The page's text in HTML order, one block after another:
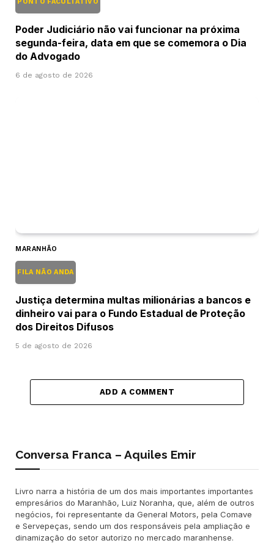
Poder Judiciário não vai funcionar na próxima
segunda-feira, data em que se comemora o Dia
do Advogado
6 de agosto de 2026
MARANHÃO
FILA NÃO ANDA
Justiça determina multas milionárias a bancos e
dinheiro vai para o Fundo Estadual de Proteção
dos Direitos Difusos
5 de agosto de 2026
ADD A COMMENT
Conversa Franca – Aquiles Emir
Livro narra a história de um dos mais importantes importantes
empresários do Maranhão, Luiz Noranha, que, além de outros
negócios, foi representante da General Motors, pela Comave
e Servepeças, sendo um dos responsáveis pela ampliação e
dinamização do setor autorizo no mercado maranhense.